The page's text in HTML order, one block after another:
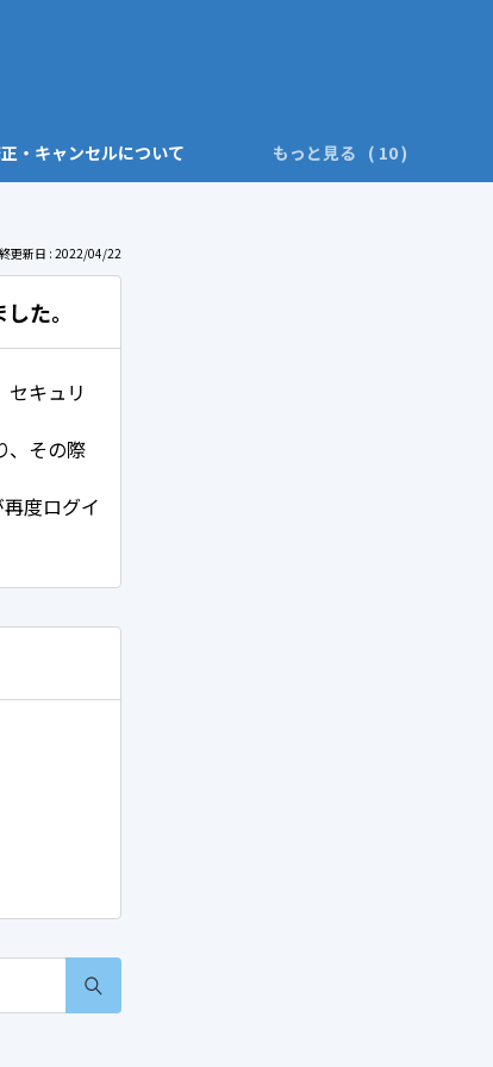
・キャンセルについて もっと見る
更新日 : 2022/04/22
た。
キュリ
、その際
度ログイ